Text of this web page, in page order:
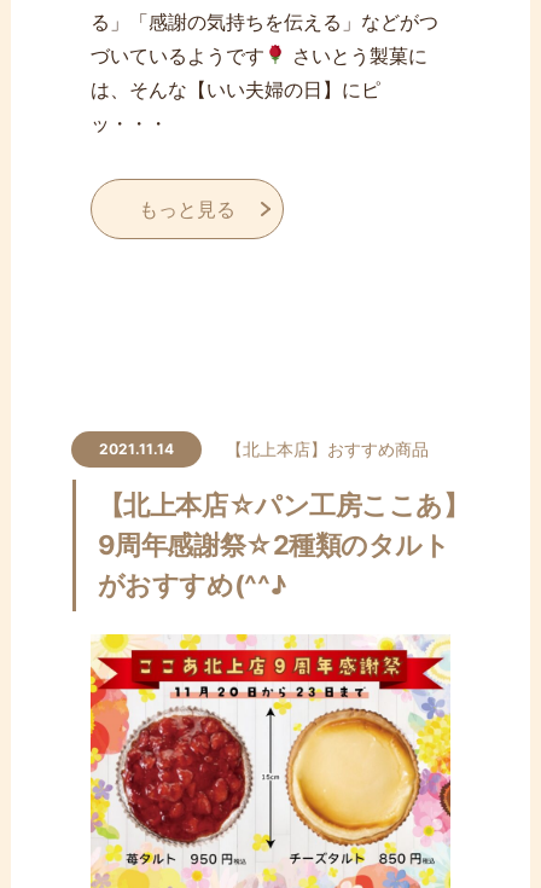
る」「感謝の気持ちを伝える」などがつ
づいているようです
さいとう製菓に
は、そんな【いい夫婦の日】にピ
ッ・・・
もっと見る
2021.11.14 【北上本店】 おすすめ商品
【北上本店☆パン工房ここあ】
9周年感謝祭☆2種類のタルト
がおすすめ(^^♪